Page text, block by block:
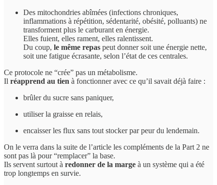
Des mitochondries abîmées (infections chroniques,
inflammations à répétition, sédentarité, obésité, polluants) ne
transforment plus le carburant en énergie.
Elles fuient, elles rament, elles ralentissent.
Du coup, le même repas peut donner soit une énergie nette,
soit une fatigue écrasante, selon l’état de ces centrales.
Ce protocole ne “crée” pas un métabolisme.
Il réapprend au tien à fonctionner avec ce qu’il savait déjà faire :
brûler du sucre sans paniquer,
utiliser la graisse en relais,
encaisser les flux sans tout stocker par peur du lendemain.
On le verra dans la suite de l’article les compléments de la Part 2 ne
sont pas là pour “remplacer” la base.
Ils servent surtout à redonner de la marge à un système qui a été
trop longtemps en survie.